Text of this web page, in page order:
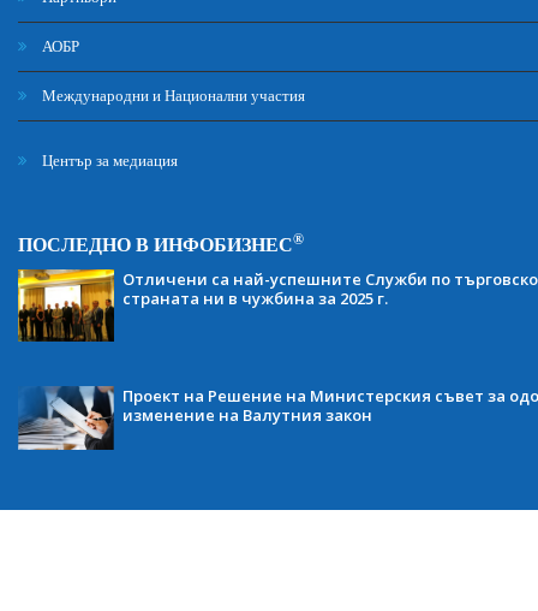
АОБР
Международни и Национални участия
Център за медиация
ПОСЛЕДНО В ИНФОБИЗНЕС®
Отличени са най-успешните Служби по
страната ни в чужбина за 2025 г.
Проект на Решение на Министерския съвет за
изменение на Валутния закон